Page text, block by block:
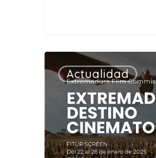
Actualidad 0